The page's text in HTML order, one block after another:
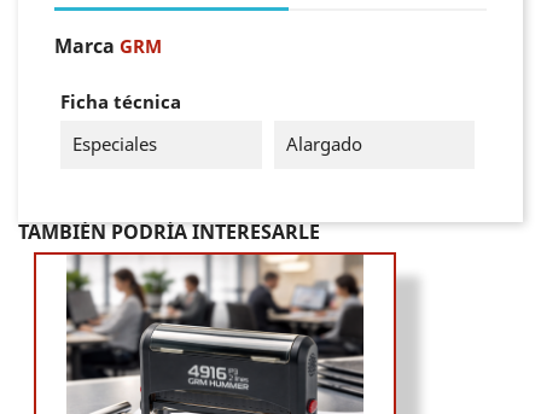
Marca GRM
Ficha técnica
Especiales
Alargado
TAMBIÉN PODRÍA INTERESARLE